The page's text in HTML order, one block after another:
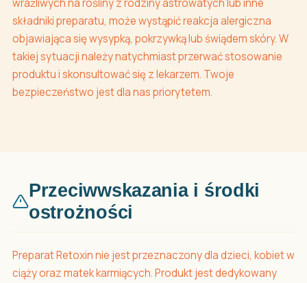
wrażliwych na rośliny z rodziny astrowatych lub inne
składniki preparatu, może wystąpić reakcja alergiczna
objawiająca się wysypką, pokrzywką lub świądem skóry. W
takiej sytuacji należy natychmiast przerwać stosowanie
produktu i skonsultować się z lekarzem. Twoje
bezpieczeństwo jest dla nas priorytetem.
Przeciwwskazania i środki
ostrożności
Preparat Retoxin nie jest przeznaczony dla dzieci, kobiet w
ciąży oraz matek karmiących. Produkt jest dedykowany